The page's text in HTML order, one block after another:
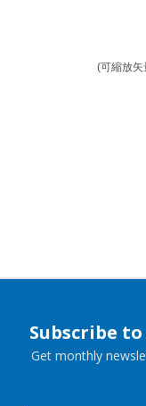
(可縮放矢
Subscribe
Get monthly